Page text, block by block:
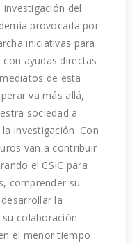
del
provocada por
iniciativas para
ayudas directas
de esta
va más allá,
sociedad a
investigación. Con
van a contribuir
el CSIC para
comprender su
la
su colaboración
el menor tiempo